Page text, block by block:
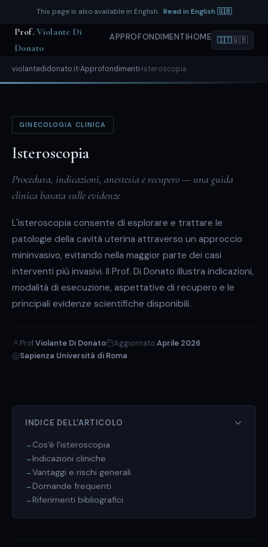
This page is also available in English. Read in English 🇬🇧
Prof. Violante Di
Donato
APPROFONDIMENTIHOME 🇮🇹🇬🇧
violantedidonato.it›Approfondimenti›Isteroscopia
GINECOLOGIA CLINICA
Isteroscopia
Procedura, indicazioni, anestesia e recupero — una guida
clinica basata sulle evidenze
L'isteroscopia consente di esplorare e trattare le
patologie della cavità uterina attraverso un approccio
mininvasivo, evitando nella maggior parte dei casi
interventi più invasivi. Il Prof. Di Donato illustra indicazioni,
modalità di esecuzione, aspettative di recupero e le
principali evidenze scientifiche disponibili.
Prof.Violante Di Donato Aggiornato:Aprile 2026
Sapienza Università di Roma
INDICE DELL'ARTICOLO
Cos'è l'isteroscopia
Indicazioni cliniche
Vantaggi e rischi generali
Domande frequenti
Riferimenti bibliografici